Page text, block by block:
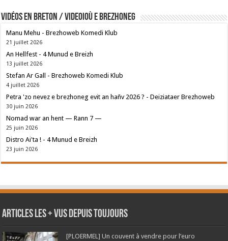
Vidéos en breton / Videoioù e brezhoneg
Manu Mehu - Brezhoweb Komedi Klub
21 juillet 2026
An Hellfest - 4 Munud e Breizh
13 juillet 2026
Stefan Ar Gall - Brezhoweb Komedi Klub
4 juillet 2026
Petra 'zo nevez e brezhoneg evit an hañv 2026 ? - Deiziataer Brezhoweb
30 juin 2026
Nomad war an hent — Rann 7 —
25 juin 2026
Distro Ai'ta ! - 4 Munud e Breizh
23 juin 2026
Articles les + vus depuis toujours
[PLOERMEL] Un couvent à vendre pour l’euro